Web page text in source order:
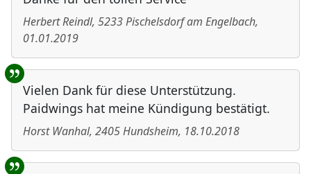
Herbert Reindl, 5233Pischelsdorf am Engelbach,
01.01.2019
Vielen Dank für diese Unterstützung.
Paidwings hat meine Kündigung bestätigt.
Horst Wanhal, 2405Hundsheim, 18.10.2018